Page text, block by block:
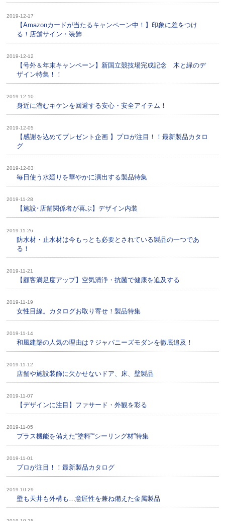
2019-12-17
【Amazonカードが当たるキャンペーン中！】印象に差をつけ
る！店舗サイン・装飾
2019-12-12
【号外＆年末キャンペーン】新国立競技場完成記念 木と緑のデ
ザイン特集！！
2019-12-10
身近に潜むキケンを回避する安心・安全アイテム！
2019-12-05
【感謝を込めてプレゼント企画 】プロが注目！！最新製品カタロ
グ
2019-12-03
毎日使う水廻りを華やかに演出する製品特集
2019-11-28
【施設･店舗関係者が喜ぶ】デザイン内装
2019-11-26
防水材・止水材は今もっとも必要とされている製品の一つであ
る！
2019-11-21
【顧客満足度アップ】空気清浄・抗菌で健康を追及する
2019-11-19
女性目線。カタログお取り寄せ！製品特集
2019-11-14
和風建築の人気の理由は？ジャパニーズモダンを徹底追及！
2019-11-12
店舗や施設装飾に欠かせないドア、床、壁製品
2019-11-07
【デザインに注目】ファサード・外観を彩る
2019-11-05
プラス機能を備えた“塗料”“シーリング材”特集
2019-11-01
プロが注目！！最新製品カタログ
2019-10-29
壁も天井も外構も…意匠性を兼ね備えた金属製品